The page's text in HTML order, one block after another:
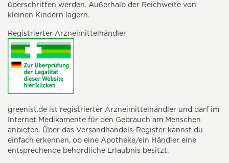
überschritten werden. Außerhalb der Reichweite von
kleinen Kindern lagern.
Registrierter Arzneimittelhändler
greenist.de ist registrierter Arzneimittelhändler und darf im
Internet Medikamente für den Gebrauch am Menschen
anbieten. Über das Versandhandels-Register kannst du
einfach erkennen, ob eine Apotheke/ein Händler eine
entsprechende behördliche Erlaubnis besitzt.